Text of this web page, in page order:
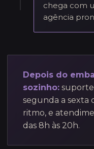
chega com
agência
Depois do
sozinho:
segunda a sexta
ritmo, e
das 8h às 20h.